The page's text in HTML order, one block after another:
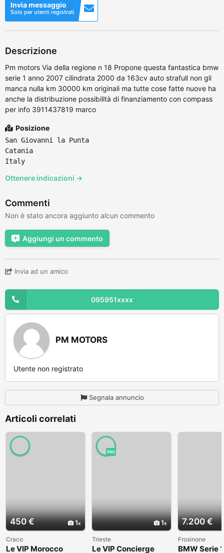
Invia messaggio
Solo per utenti registrati
Descrizione
Pm motors Via della regione n 18 Propone questa fantastica bmw
serie 1 anno 2007 cilindrata 2000 da 163cv auto strafull non gli
manca nulla km 30000 km originali ma tutte cose fatte nuove ha
anche la distribuzione possibilità di finanziamento con compass
per info 3911437819 marco
Posizione
San Giovanni la Punta
Catania
Italy
Ottenere indicazioni →
Commenti
Non è stato ancora aggiunto alcun commento
Aggiungi un commento
Invia ad un amico
095951xxxx
PM MOTORS
Utente non registrato
Segnala annuncio
Articoli correlati
450 € 1
Craco
Le VIP Morocco
1
PRO
Trieste
Le VIP Concierge
7.200 €
Frosinone
BMW Serie